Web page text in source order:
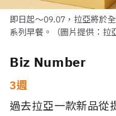
即日起～09.07，拉亞將於
系列早餐。（圖片提供：拉
Biz Number
3週
過去拉亞一款新品從